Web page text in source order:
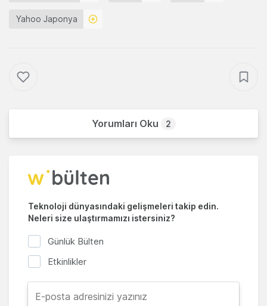
Yahoo Japonya
Yorumları Oku 2
Teknoloji dünyasındaki gelişmeleri takip edin.
Neleri size ulaştırmamızı istersiniz?
Günlük Bülten
Etkinlikler